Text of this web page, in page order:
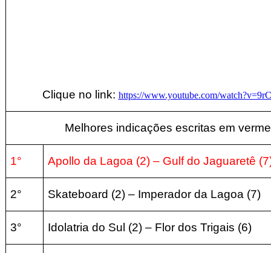
Clique no link: https://www.youtube.com/
Melhores indicações escritas em
1° Apollo da Lagoa (2) – Gulf do Jaguaretê (7
2° Skateboard (2) – Imperador da Lagoa (7)
3° Idolatria do Sul (2) – Flor dos Trigais (6)